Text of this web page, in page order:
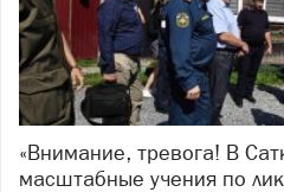
«Внимание, тревога! В Сатке прошли
масштабные учения по